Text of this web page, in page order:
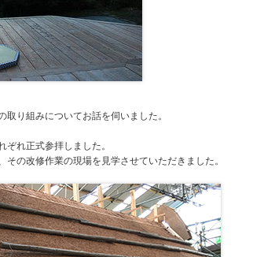
り組みについてお話を伺いました。
れ正式参拝しました。
の改修作業の現場を見学させていただきました。